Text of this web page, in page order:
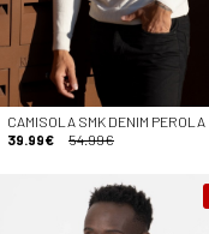
CAMISOLA SMK DENIM PEROLA
39.99€
54.99€